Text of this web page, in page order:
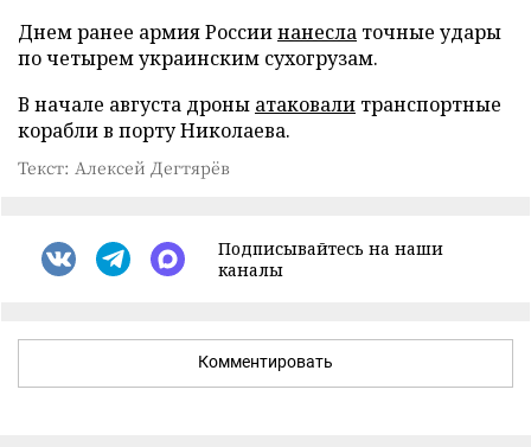
Днем ранее армия Россиинанесла точные удары
по четырем украинским сухогрузам.
В начале августа дроны атаковали транспортные
корабли в порту Николаева.
Текст: Алексей Дегтярёв
Подписывайтесь на наши
каналы
Комментировать